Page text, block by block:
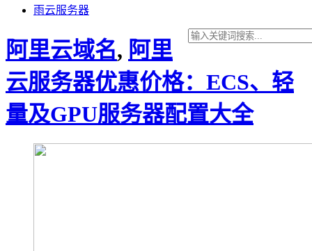
雨云服务器
阿里云域名, 阿里
云服务器优惠价格：ECS、轻
量及GPU服务器配置大全